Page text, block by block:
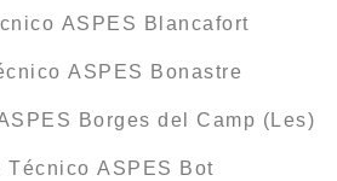
ASPES Blancafort
ASPES Bonastre
Borges del Camp (Les)
Técnico ASPES Bot